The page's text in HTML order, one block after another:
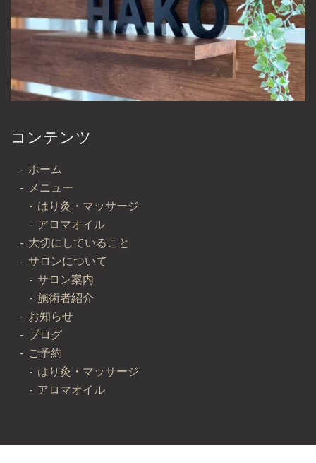
コンテンツ
ホーム
メニュー
はり灸・マッサージ
アロマオイル
大切にしていること
サロンについて
サロン案内
施術者紹介
お知らせ
ブログ
ご予約
はり灸・マッサージ
アロマオイル